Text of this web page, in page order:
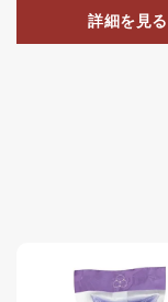
詳細を見る